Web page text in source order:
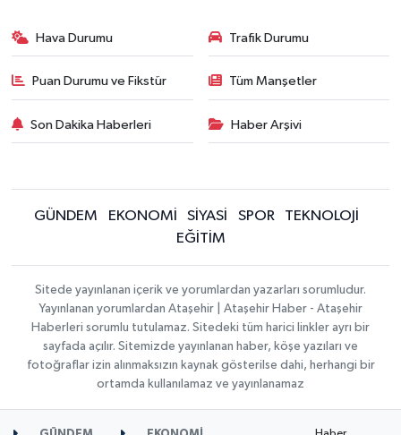
Hava Durumu Trafik Durumu
Puan Durumu ve Fikstür Tüm Manşetler
Son Dakika Haberleri Haber Arşivi
GÜNDEM EKONOMİ SİYASİ SPOR
TEKNOLOJİ
EĞİTİM
Sitede yayınlanan içerik ve yorumlardan yazarları sorumludur.
Yayınlanan yorumlardan Ataşehir | Ataşehir Haber - Ataşehir
Haberleri sorumlu tutulamaz. Sitedeki tüm harici linkler ayrı bir
sayfada açılır. Sitemizde yayınlanan haber, köşe yazıları ve
fotoğraflar izin alınmaksızın kaynak gösterilse dahi, herhangi bir
ortamda kullanılamaz ve yayınlanamaz